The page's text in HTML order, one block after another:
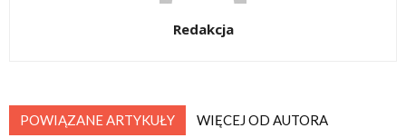
Redakcja
POWIĄZANE ARTYKUŁY WIĘCEJ OD AUTORA